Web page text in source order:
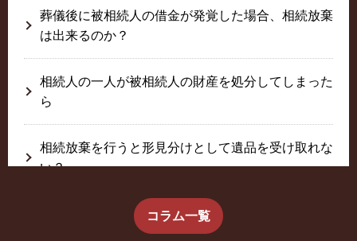
葬儀後に被相続人の借金が発覚した場合、相続放棄
は出来るのか？
相続人の一人が被相続人の財産を処分してしまった
ら
相続放棄を行うと形見分けとして遺品を受け取れな
い？
生前に相続放棄すると約束した念書は有効か？
コラム一覧